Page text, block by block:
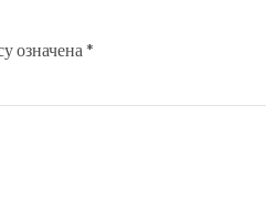
означена *